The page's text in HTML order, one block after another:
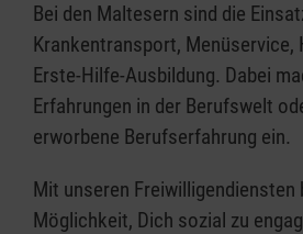
Bei den Maltesern sind die
Krankentransport, Menüservice,
Erste-Hilfe-Ausbildung. Dabei
Erfahrungen in der Berufswelt
erworbene Berufserfahrung ein.
Mit unseren Freiwilligendiensten
Möglichkeit, Dich sozial zu